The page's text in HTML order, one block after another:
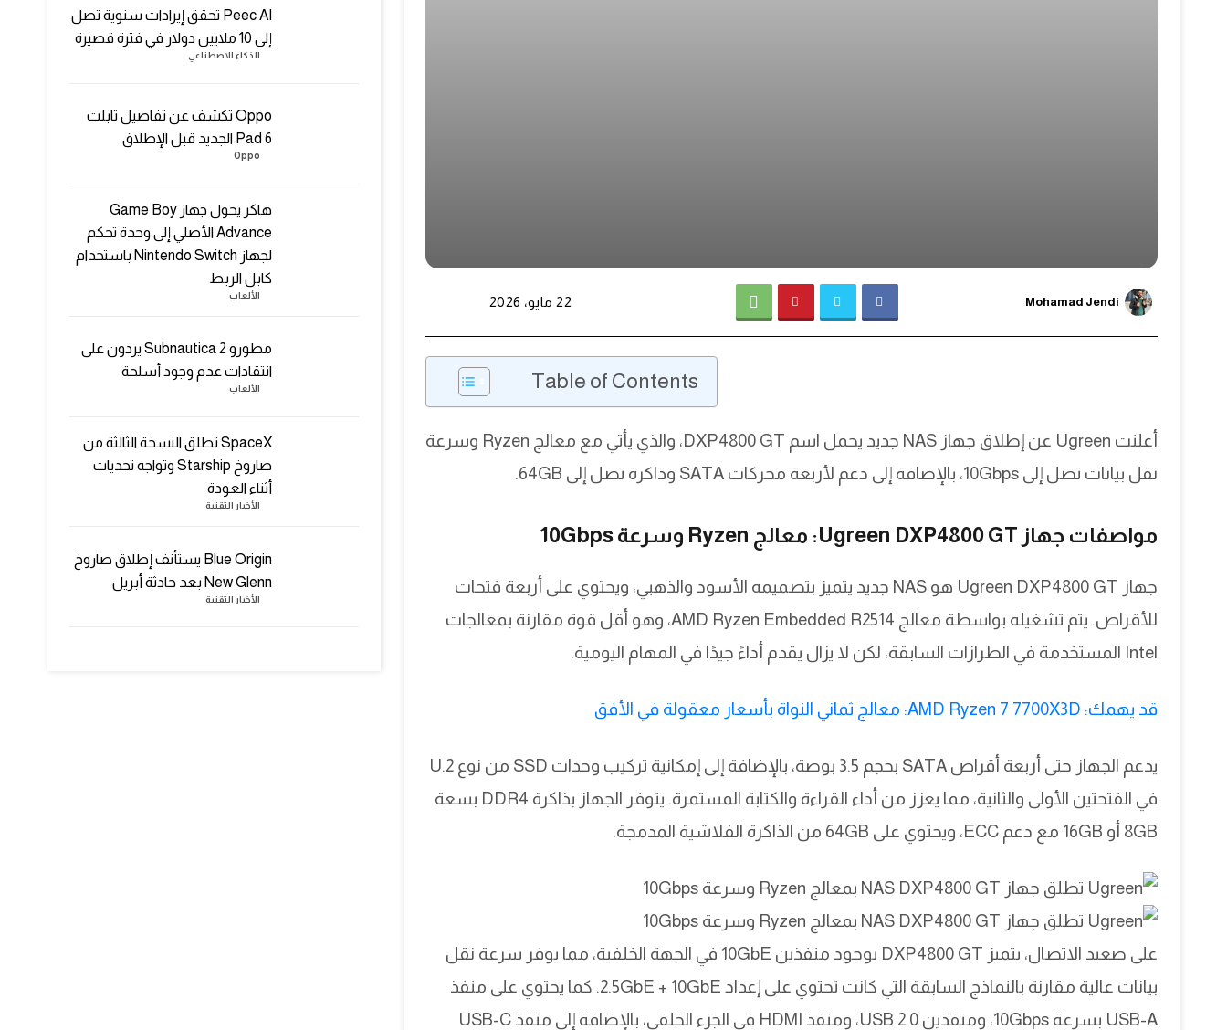
Mohamad Jendi 22 مايو، 2026
Table of Contents
أعلنت Ugreen عن إطلاق جهاز NAS جديد يحمل اسم DXP4800 GT، والذي يأتي مع معالج Ryzen وسرعة
نقل بيانات تصل إلى 10Gbps، بالإضافة إلى دعم لأربعة محركات SATA وذاكرة تصل إلى 64GB.
مواصفات جهاز Ugreen DXP4800 GT: معالج Ryzen وسرعة 10Gbps
جهاز Ugreen DXP4800 GT هو NAS جديد يتميز بتصميمه الأسود والذهبي، ويحتوي على أربعة فتحات
للأقراص. يتم تشغيله بواسطة معالج AMD Ryzen Embedded R2514، وهو أقل قوة مقارنة بمعالجات
Intel المستخدمة في الطرازات السابقة، لكن لا يزال يقدم أداءً جيدًا في المهام اليومية.
قد يهمك: AMD Ryzen 7 7700X3D: معالج ثماني النواة بأسعار معقولة في الأفق
يدعم الجهاز حتى أربعة أقراص SATA بحجم 3.5 بوصة، بالإضافة إلى إمكانية تركيب وحدات SSD من نوع U.2
في الفتحتين الأولى والثانية، مما يعزز من أداء القراءة والكتابة المستمرة. يتوفر الجهاز بذاكرة DDR4 بسعة
8GB أو 16GB مع دعم ECC، ويحتوي على 64GB من الذاكرة الفلاشية المدمجة.
على صعيد الاتصال، يتميز DXP4800 GT بوجود منفذين 10GbE في الجهة الخلفية، مما يوفر سرعة نقل
بيانات عالية مقارنة بالنماذج السابقة التي كانت تحتوي على إعداد 2.5GbE + 10GbE. كما يحتوي على منفذ
USB-A بسرعة 10Gbps، ومنفذين USB 2.0، ومنفذ HDMI في الجزء الخلفي، بالإضافة إلى منفذ USB-C
Peec AI تحقق إيرادات سنوية تصل
إلى 10 ملايين دولار في فترة قصيرة
الذكاء الاصطناعي
Oppo تكشف عن تفاصيل تابلت
Pad 6 الجديد قبل الإطلاق
Oppo
هاكر يحول جهاز Game Boy
Advance الأصلي إلى وحدة تحكم
لجهاز Nintendo Switch باستخدام
كابل الربط
الألعاب
مطورو Subnautica 2 يردون على
انتقادات عدم وجود أسلحة
الألعاب
SpaceX تطلق النسخة الثالثة من
صاروخ Starship وتواجه تحديات
أثناء العودة
الأخبار التقنية
Blue Origin يستأنف إطلاق صاروخ
New Glenn بعد حادثة أبريل
الأخبار التقنية